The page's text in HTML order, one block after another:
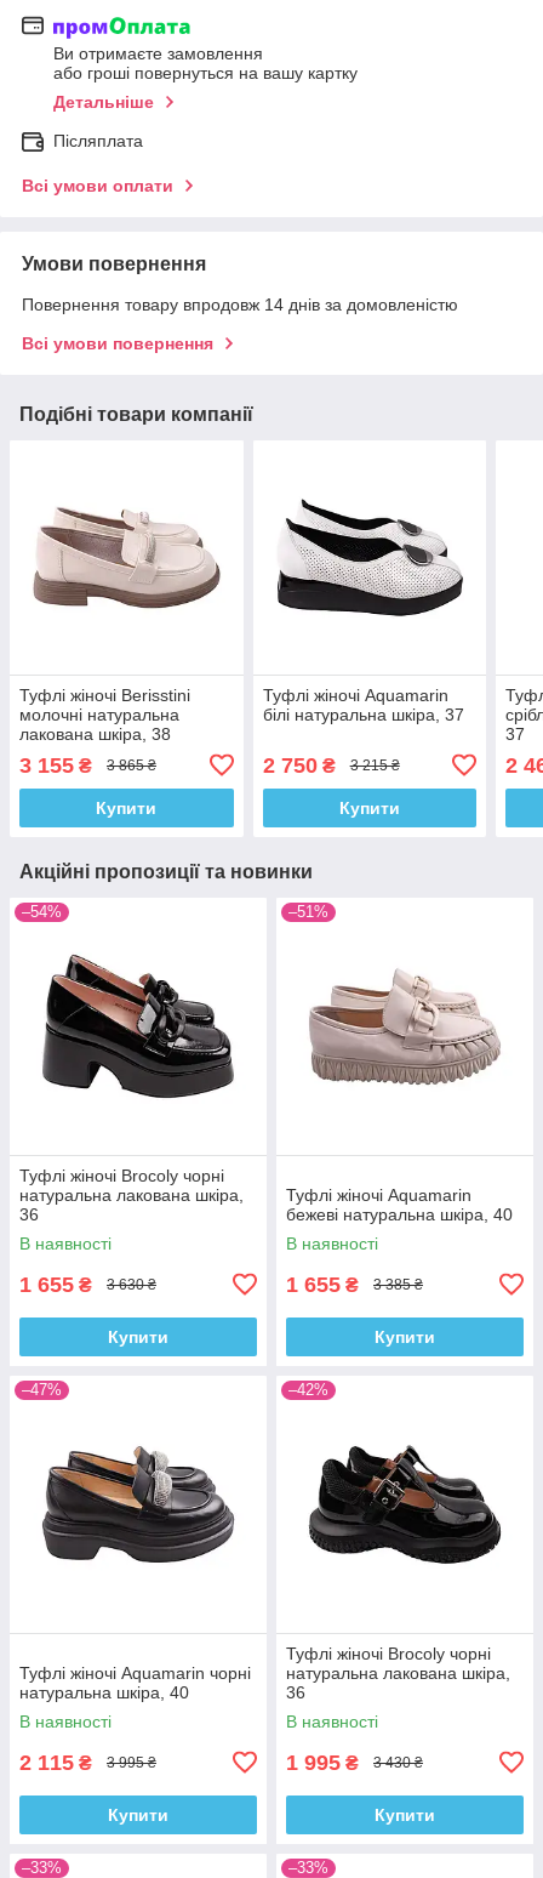
Ви отримаєте замовлення
або гроші повернуться на вашу картку
Детальніше
Післяплата
Всі умови оплати
Умови повернення
Повернення товару впродовж 14 днів за домовленістю
Всі умови повернення
Подібні товари компанії
Туфлі жіночі Berisstini
молочні натуральна
лакована шкіра, 38
3 155 ₴ 3 865 ₴
Купити
Туфлі жіночі Aquamarin
білі натуральна шкіра, 37
2 750₴ 3 215 ₴
Купити
37
2
Акційні пропозиції та новинки
–54%
Туфлі жіночі Brocoly чорні
натуральна лакована шкіра,
36
В наявності
1 655 ₴ 3 630 ₴
Купити
–51%
Туфлі жіночі Aquamarin
бежеві натуральна шкіра, 40
В наявності
1 655 ₴ 3 385 ₴
Купити
–47%
Туфлі жіночі Aquamarin чорні
натуральна шкіра, 40
В наявності
2 115 ₴ 3 995 ₴
Купити
–42%
Туфлі жіночі Brocoly чорні
натуральна лакована шкіра,
36
В наявності
1 995 ₴ 3 430 ₴
Купити
–33% –33%